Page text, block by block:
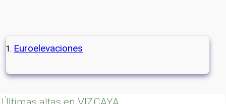
Euroelevaciones